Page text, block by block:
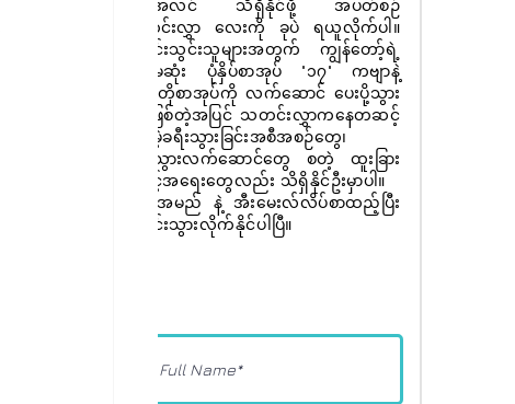
အစုံအလင် သိရှိနိုင်ဖို့ အပတ်စဉ်
သတင်းလွှာ လေးကို ခုပဲ ရယူလိုက်ပါ။
စာရင်းသွင်းသူများအတွက် ကျွန်တော့်ရဲ့
ပထမဆုံး ပုံနှိပ်စာအုပ် "၁၇" ကဗျာနဲ့
ဝတ္ထုတိုစာအုပ်ကို လက်ဆောင် ပေးပို့သွား
မှာ ဖြစ်တဲ့အပြင် သတင်းလွှာကနေတဆင့်
အခမဲ့ခရီးသွားခြင်းအစီအစဉ်တွေ၊
ခရီးသွားလက်ဆောင်တွေ စတဲ့ ထူးခြား
အခွင့်အရေးတွေလည်း သိရှိနိုင်ဦးမှာပါ။
ခုပဲ အမည် နဲ့ အီးမေးလ်လိပ်စာထည့်ပြီး
စာရင်းသွားလိုက်နိုင်ပါပြီ။